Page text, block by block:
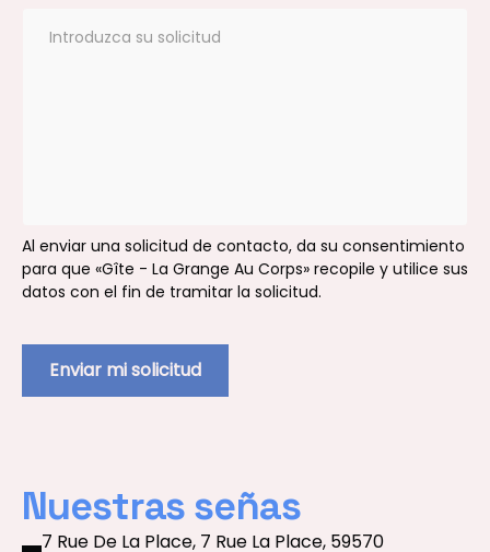
Al enviar una solicitud de contacto, da su consentimiento
para que «Gîte - La Grange Au Corps» recopile y utilice sus
datos con el fin de tramitar la solicitud.
Nuestras señas
7 Rue De La Place, 7 Rue La Place, 59570